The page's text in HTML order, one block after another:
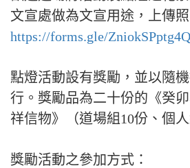
文宣處做為文宣用途，上傳照
https://forms.gle/
點燈活動設有獎勵，並以隨
行。獎勵品為二十份的《癸
祥信物》（道場組10份、個人
獎勵活動之參加方式：